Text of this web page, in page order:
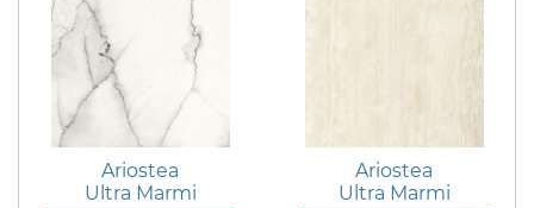
Ariostea
Ultra Marmi
Ariostea
Ultra Marmi